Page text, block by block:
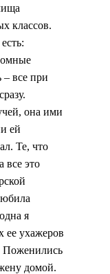
классов.
– все при
она ими
ей
Те, что
все это
я
ее ухажеров
Поженились
домой.